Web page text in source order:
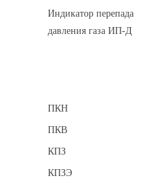
Индикатор перепада
давления газа ИП-Д
ПКН
ПКВ
КПЗ
КПЗЭ